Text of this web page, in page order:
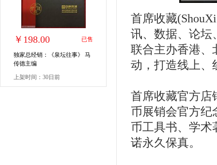
￥198.00 已售
独家总经销：《泉坛往事》 马
传德主编
上架时间：30日前
首席收藏
讯、数据、论坛
联合主办香港、
动，打造线上、
首席收藏官方店
币展销会官方纪
币工具书、学术
诺永久保真。